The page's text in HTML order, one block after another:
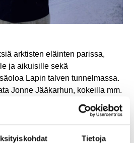
Tietoja
arktisten eläinten parissa,
ja aikuisille sekä
Lapin talven tunnelmassa.
Jonne Jääkarhun, kokeilla mm.
osallistua eläinesittelyihin
herkullisista tarjouksista